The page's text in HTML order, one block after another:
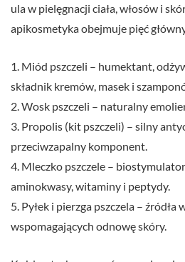
ula w pielęgnacji ciała, włosów i
apikosmetyka obejmuje pięć
1. Miód pszczeli – humektant,
składnik kremów, masek i
2. Wosk pszczeli – naturalny
3. Propolis (kit pszczeli) – silny
przeciwzapalny komponent.
4. Mleczko pszczele –
aminokwasy, witaminy i peptydy.
5. Pyłek i pierzga pszczela –
wspomagających odnowę skóry.